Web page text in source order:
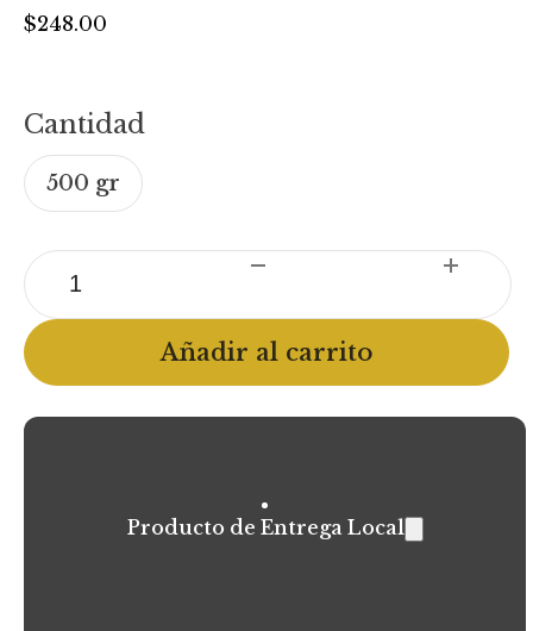
$248.00
Cantidad
500 gr
Falda
(Libre
Pastoreo)
cantidad
Añadir al carrito
Producto de Entrega Local